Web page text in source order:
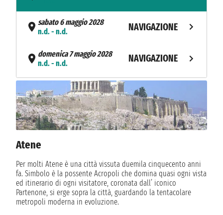
sabato 6 maggio 2028
n.d. - n.d.
NAVIGAZIONE
domenica 7 maggio 2028
n.d. - n.d.
NAVIGAZIONE
lunedì 8 maggio 2028
n.d. - n.d.
HERAKLION
martedì 9 maggio 2028
n.d. - n.d.
SANTORINI
mercoledì 10 maggio 2028
giovedì 11 maggio 2028
n.d. - n.d.
KUSADASI
Atene
Per molti Atene è una città vissuta duemila cinquecento anni
fa. Simbolo è la possente Acropoli che domina quasi ogni vista
ed itinerario di ogni visitatore, coronata dall’ iconico
Partenone, si erge sopra la città, guardando la tentacolare
metropoli moderna in evoluzione.